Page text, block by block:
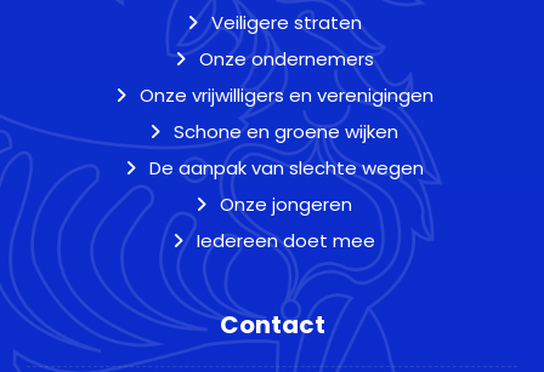
Veiligere straten
Onze ondernemers
Onze vrijwilligers en verenigingen
Schone en groene wijken
De aanpak van slechte wegen
Onze jongeren
Iedereen doet mee
Contact